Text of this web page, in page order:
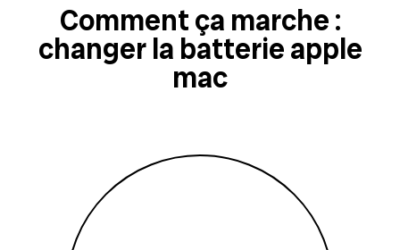
Comment ça marche :
changer la batterie apple
mac